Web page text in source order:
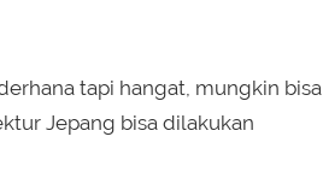
tapi hangat, mungkin bisa
Jepang bisa dilakukan